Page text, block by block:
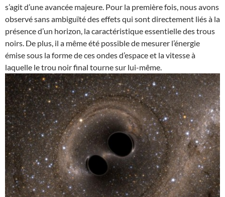
s’agit d’une avancée majeure. Pour la première fois, nous avons
observé sans ambiguïté des effets qui sont directement liés à la
présence d’un horizon, la caractéristique essentielle des trous
noirs. De plus, il a même été possible de mesurer l’énergie
émise sous la forme de ces ondes d’espace et la vitesse à
laquelle le trou noir final tourne sur lui-même.